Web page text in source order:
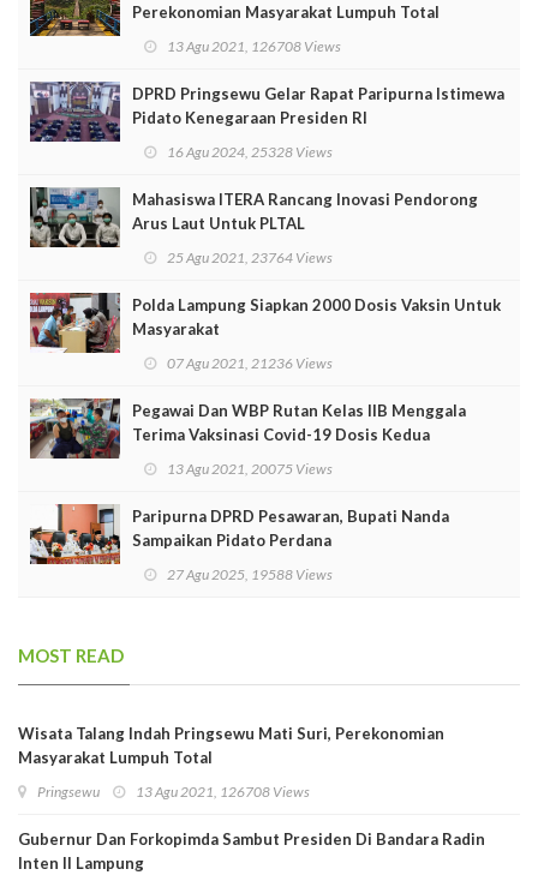
Perekonomian Masyarakat Lumpuh Total
13 Agu 2021, 126708 Views
DPRD Pringsewu Gelar Rapat Paripurna Istimewa
Pidato Kenegaraan Presiden RI
16 Agu 2024, 25328 Views
Mahasiswa ITERA Rancang Inovasi Pendorong
Arus Laut Untuk PLTAL
25 Agu 2021, 23764 Views
Polda Lampung Siapkan 2000 Dosis Vaksin Untuk
Masyarakat
07 Agu 2021, 21236 Views
Pegawai Dan WBP Rutan Kelas IIB Menggala
Terima Vaksinasi Covid-19 Dosis Kedua
13 Agu 2021, 20075 Views
Paripurna DPRD Pesawaran, Bupati Nanda
Sampaikan Pidato Perdana
27 Agu 2025, 19588 Views
MOST READ
Wisata Talang Indah Pringsewu Mati Suri, Perekonomian
Masyarakat Lumpuh Total
Pringsewu 13 Agu 2021, 126708 Views
Gubernur Dan Forkopimda Sambut Presiden Di Bandara Radin
Inten II Lampung